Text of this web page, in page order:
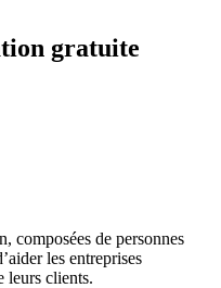
gratuite
composées de personnes
les entreprises
leurs clients.